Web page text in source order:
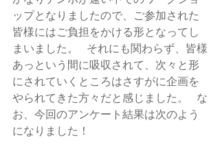
ップとなりましたので、ご参加された
皆様にはご負担をかける形となってし
まいました。   それにも関わらず、皆様
あっという間に吸収されて、次々と形
にされていくところはさすがに企画を
やられてきた方々だと感じました。   な
お、今回のアンケート結果は次のよう
になりました！